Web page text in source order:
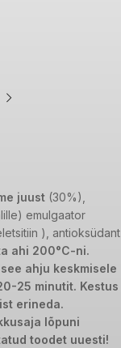
juust (30%),
emulgaator
), antioksüdant
ahi 200°C-ni.
ahju keskmisele
25 minutit. Kestus
erineda.
lõpuni
toodet uuesti!